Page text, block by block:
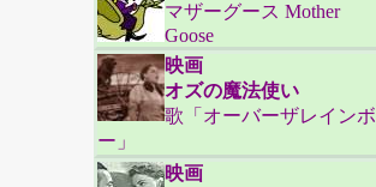
マザーグース Mother
Goose
映画
オズの魔法使い
歌「オーバーザレインボ
ー」
映画